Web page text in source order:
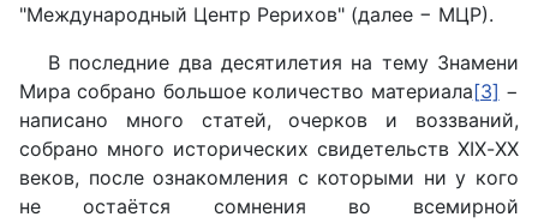
"Международный Центр Рерихов" (далее − МЦР).
В последние два десятилетия на тему Знамени
Мира собрано большое количество материала[3] −
написано много статей, очерков и воззваний,
собрано много исторических свидетельств XIX-XX
веков, после ознакомления с которыми ни у кого
не остаётся сомнения во всемирной